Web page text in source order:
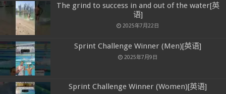
The grind to success in and out of the water[英
语]
2025年7月22日
Sprint Challenge Winner (Men)[英语]
2025年7月9日
Sprint Challenge Winner (Women)[英语]